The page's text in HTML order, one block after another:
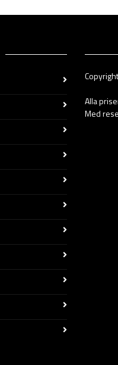
Alla
Med